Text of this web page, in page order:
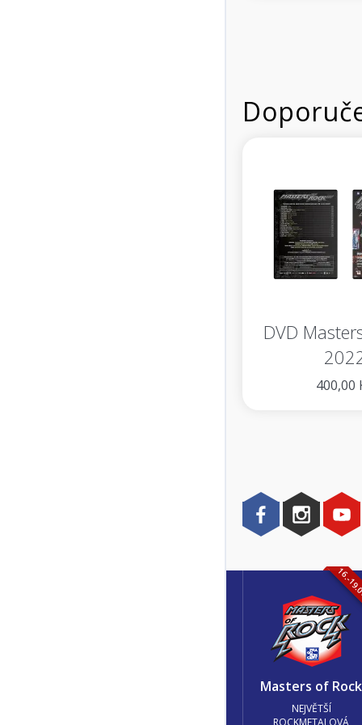
DVD
400,00
16.-
Masters of Rock
NEJVĚTŠÍ
ROCKMETALOVÁ